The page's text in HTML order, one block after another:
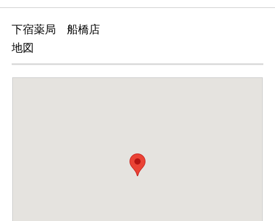
下宿薬局 船橋店
地図